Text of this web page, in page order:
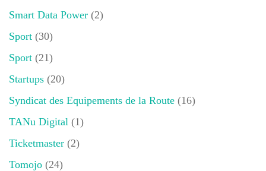
Smart Data Power (2)
Sport (30)
Sport (21)
Startups (20)
Syndicat des Equipements de la Route (16)
TANu Digital (1)
Ticketmaster (2)
Tomojo (24)